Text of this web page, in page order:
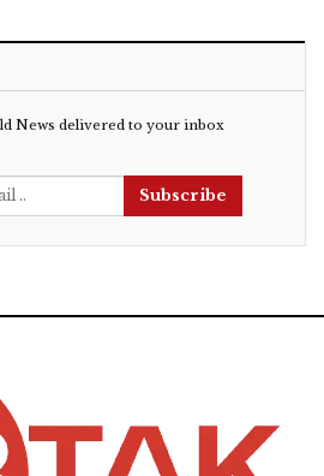
News delivered to your inbox
Subscribe